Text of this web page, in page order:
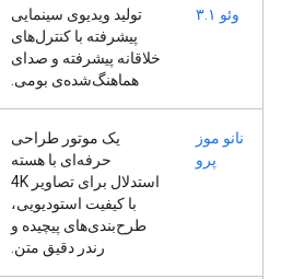
وئو ۳.۱
تولید ویدیوی سینمایی
پیشرفته با کنترل‌های
خلاقانه پیشرفته و صدای
هماهنگ‌شده‌ی بومی.
نانو موز
پرو
یک موتور طراحی
حرفه‌ای با هسته
استدلال برای تصاویر 4K
با کیفیت استودیویی،
طرح‌بندی‌های پیچیده و
رندر دقیق متن.